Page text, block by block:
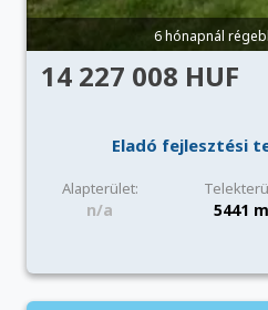
6 hónapnál
14 227 008 HUF
Eladó fejlesztési
Alapterület:
n/a 5441